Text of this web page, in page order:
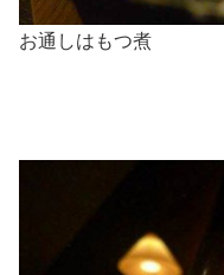
お通しはもつ煮